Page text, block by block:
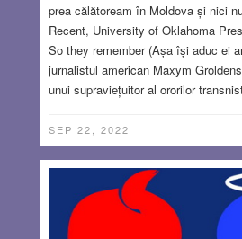
prea călătoream în Moldova și nici
Recent, University of Oklahoma
So they remember (Așa își aduc ei
jurnalistul american Maxym
unui supraviețuitor al ororilor
SEP 22, 2022